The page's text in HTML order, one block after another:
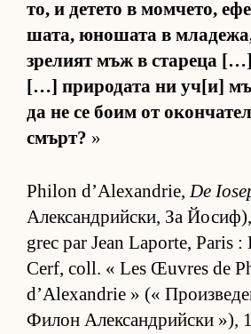
то, и де­тето в мом­че­то,
ша­та, юно­шата в
зре­лият мъж в ста­реца
[…] при­ро­дата ни уч­[и]
да не се боим от
смърт? »
Philon d’Alexandrie,De
Алек­сан­д­рийс­ки, За
grec par Jean Laporte, Paris
Cerf, coll. « Les Œuvres de
d’Alexandrie » («
Фи­лон Алек­сан­д­рийски »),